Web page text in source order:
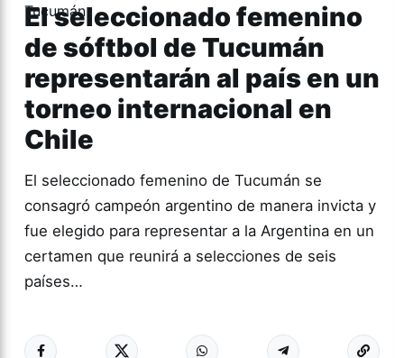
El seleccionado femenino
de sóftbol de Tucumán
representarán al país en un
torneo internacional en
Chile
El seleccionado femenino de Tucumán se
consagró campeón argentino de manera invicta y
fue elegido para representar a la Argentina en un
certamen que reunirá a selecciones de seis
países…
DEPORTES Más